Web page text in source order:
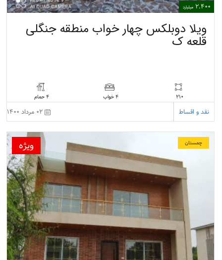
2.400 میلیارد
ویلا دوبلکس چهار خواب منطقه جنگلی
قلعه ک
210 4 خواب 4 حمام
02 مرداد 1400 نقد و اقساط
چمستان ویژه